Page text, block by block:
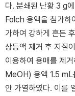
다. 분쇄된 난황 3 g
Folch 용액을 첨가
가하여 강하게 흔든
상등액 제거 후 지질
이용하여 용매를 제
MeOH) 용액 1.5
안 가열하였다. 이를